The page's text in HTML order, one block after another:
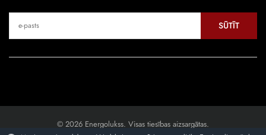
SŪTĪT
© 2026 Energolukss. Visas tiesības aizsargātas.